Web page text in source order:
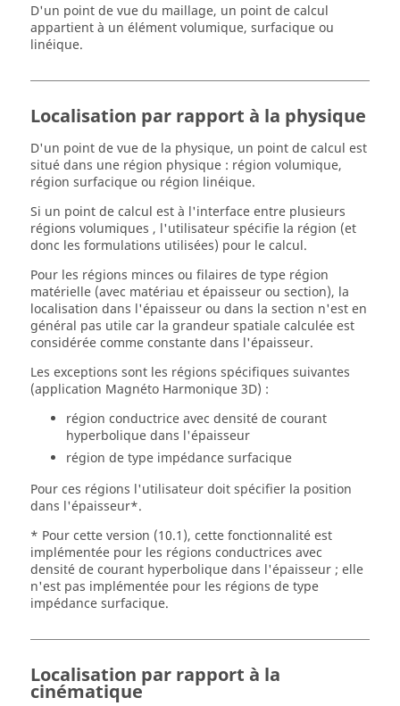
D'un point de vue du maillage, un point de calcul
appartient à un élément volumique, surfacique ou
linéique.
Localisation par rapport à la physique
D'un point de vue de la physique, un point de calcul est
situé dans une région physique : région volumique,
région surfacique ou région linéique.
Si un point de calcul est à l'interface entre plusieurs
régions volumiques , l'utilisateur spécifie la région (et
donc les formulations utilisées) pour le calcul.
Pour les régions minces ou filaires de type région
matérielle (avec matériau et épaisseur ou section), la
localisation dans l'épaisseur ou dans la section n'est en
général pas utile car la grandeur spatiale calculée est
considérée comme constante dans l'épaisseur.
Les exceptions sont les régions spécifiques suivantes
(application Magnéto Harmonique 3D) :
région conductrice avec densité de courant
hyperbolique dans l'épaisseur
région de type impédance surfacique
Pour ces régions l'utilisateur doit spécifier la position
dans l'épaisseur*.
* Pour cette version (10.1), cette fonctionnalité est
implémentée pour les régions conductrices avec
densité de courant hyperbolique dans l'épaisseur ; elle
n'est pas implémentée pour les régions de type
impédance surfacique.
Localisation par rapport à la
cinématique